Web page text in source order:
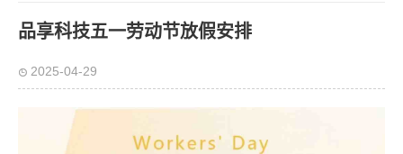
品享科技五一劳动节放假安排
2025-04-29